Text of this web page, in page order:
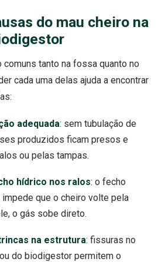
do mau cheiro na
tanto na fossa quanto no
cada uma delas ajuda a encontrar
adequada: sem tubulação de
produzidos ficam presos e
ou pelas tampas.
hídrico nos ralos: o fecho
que o cheiro volte pela
o gás sobe direto.
na estrutura: fissuras no
do biodigestor permitem o